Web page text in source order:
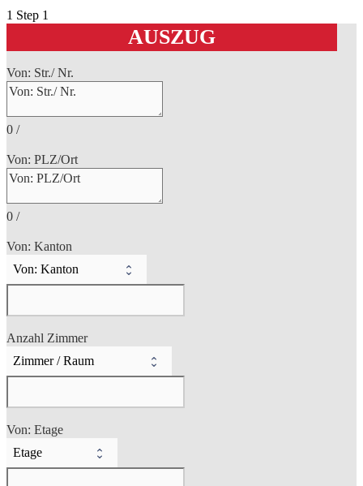
1 Step 1
AUSZUG
Von: Str./ Nr.
0 /
Von: PLZ/Ort
0 /
Von: Kanton
Anzahl Zimmer
Von: Etage